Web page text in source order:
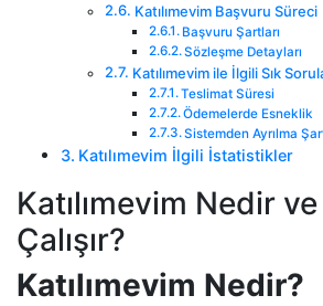
Katılımevim Başvuru Süreci
Başvuru Şartları
Sözleşme Detayları
Katılımevim ile İlgili Sık
Teslimat Süresi
Ödemelerde Esneklik
Sistemden Ayrılma
Katılımevim İlgili İstatistikler
Katılımevim Nedir ve
Çalışır?
Katılımevim Nedir?